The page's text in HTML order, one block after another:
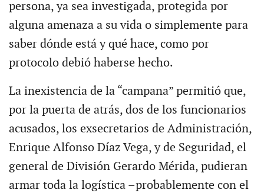
persona, ya sea investigada, protegida por
alguna amenaza a su vida o simplemente para
saber dónde está y qué hace, como por
protocolo debió haberse hecho.
La inexistencia de la “campana” permitió que,
por la puerta de atrás, dos de los funcionarios
acusados, los exsecretarios de Administración,
Enrique Alfonso Díaz Vega, y de Seguridad, el
general de División Gerardo Mérida, pudieran
armar toda la logística –probablemente con el